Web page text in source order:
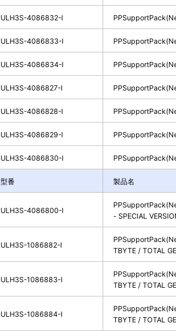
ULH3S-4086832-I
ULH3S-4086833-I
ULH3S-4086834-I
ULH3S-4086827-I
ULH3S-4086828-I
ULH3S-4086829-I
ULH3S-4086830-I
型番 製品名
ULH3S-4086800-I
- SPECIAL
ULH3S-1086882-I
TBYTE / TOTAL
ULH3S-1086883-I
TBYTE / TOTAL
ULH3S-1086884-I
TBYTE / TOTAL